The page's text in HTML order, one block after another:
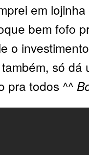
em
bem fofo
o
só dá
pra todos ^^